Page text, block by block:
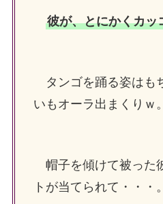
彼が、とにかくカッ
タンゴを踊る姿はも
いもオーラ出まくりｗ。
帽子を傾けて被った
トが当てられて・・・。